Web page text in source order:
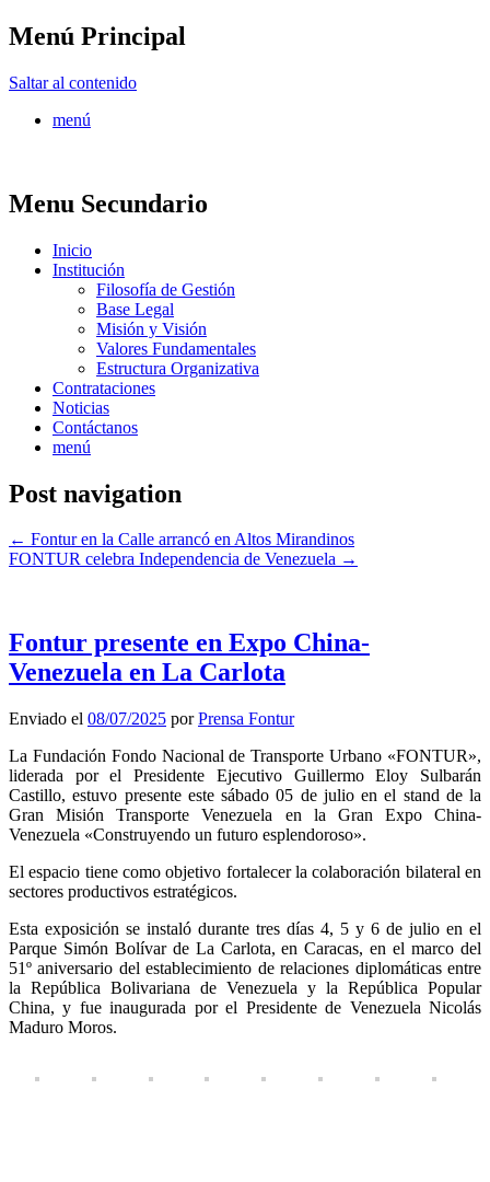
Menú Principal
Saltar al contenido
menú
Menu Secundario
Inicio
Institución
Filosofía de Gestión
Base Legal
Misión y Visión
Valores Fundamentales
Estructura Organizativa
Contrataciones
Noticias
Contáctanos
menú
Post navigation
← Fontur en la Calle arrancó en Altos Mirandinos
FONTUR celebra Independencia de Venezuela →
Fontur presente en Expo China-
Venezuela en La Carlota
Enviado el 08/07/2025 porPrensa Fontur
La Fundación Fondo Nacional de Transporte Urbano «FONTUR»,
liderada por el Presidente Ejecutivo Guillermo Eloy Sulbarán
Castillo, estuvo presente este sábado 05 de julio en el stand de la
Gran Misión Transporte Venezuela en la Gran Expo China-
Venezuela «Construyendo un futuro esplendoroso».
El espacio tiene como objetivo fortalecer la colaboración bilateral en
sectores productivos estratégicos.
Esta exposición se instaló durante tres días 4, 5 y 6 de julio en el
Parque Simón Bolívar de La Carlota, en Caracas, en el marco del
51º aniversario del establecimiento de relaciones diplomáticas entre
la República Bolivariana de Venezuela y la República Popular
China, y fue inaugurada por el Presidente de Venezuela Nicolás
Maduro Moros.